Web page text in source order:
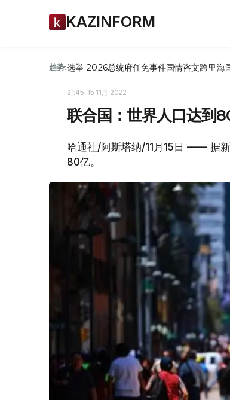
KAZINFORM
趋势:选举-2026总统府任免事件国情咨文跨里海
21:45, 15 11月 2022
联合国：世界人口达到
哈通社/阿斯塔纳/11月15日 —— 据
80亿。